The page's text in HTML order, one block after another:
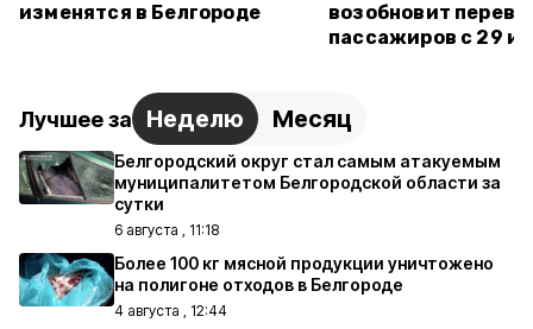
изменятся в Белгороде
возобновит
пассажиров с 29
Лучшее за Неделю Месяц
Белгородский округ стал самым атакуемым
муниципалитетом Белгородской области за
сутки
6 августа , 11:18
Более 100 кг мясной продукции уничтожено
на полигоне отходов в Белгороде
4 августа , 12:44